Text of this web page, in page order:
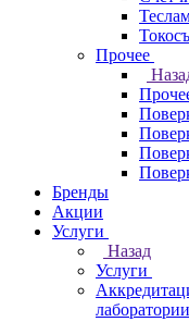
Прочее
Бренды
Акции
Услуги
Назад
Услуги
лаборатории